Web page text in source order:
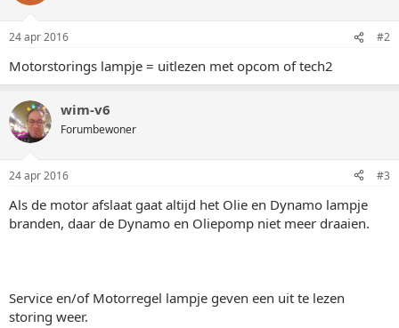
24 apr 2016 #2
Motorstorings lampje = uitlezen met opcom of tech2
wim-v6
Forumbewoner
24 apr 2016 #3
Als de motor afslaat gaat altijd het Olie en Dynamo lampje
branden, daar de Dynamo en Oliepomp niet meer draaien.
Service en/of Motorregel lampje geven een uit te lezen
storing weer.